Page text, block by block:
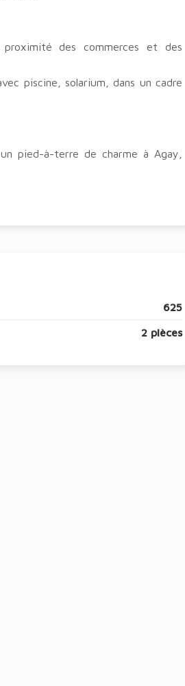
des commerces et des
piscine, solarium, dans un cadre
pied-à-terre de charme à Agay,
625
2 pièces